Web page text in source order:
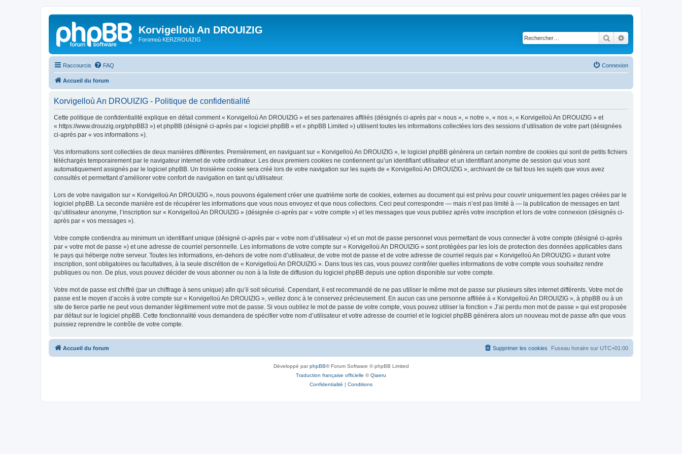
Korvigelloù An DROUIZIG
Foromoù KERZROUIZIG Rechercher
Raccourcis FAQ Connexion
Accueil du forum
Korvigelloù An DROUIZIG - Politique de confidentialité
Cette politique de confidentialité explique en détail comment « Korvigelloù An DROUIZIG » et ses partenaires affiliés (désignés ci-après par « nous », « notre », « nos », « Korvigelloù An DROUIZIG » et
« https://www.drouizig.org/phpBB3 ») et phpBB (désigné ci-après par « logiciel phpBB » et « phpBB Limited ») utilisent toutes les informations collectées lors des sessions d’utilisation de votre part (désignées
ci-après par « vos informations »).
Vos informations sont collectées de deux manières différentes. Premièrement, en naviguant sur « Korvigelloù An DROUIZIG », le logiciel phpBB génèrera un certain nombre de cookies qui sont de petits fichiers
téléchargés temporairement par le navigateur internet de votre ordinateur. Les deux premiers cookies ne contiennent qu’un identifiant utilisateur et un identifiant anonyme de session qui vous sont
automatiquement assignés par le logiciel phpBB. Un troisième cookie sera créé lors de votre navigation sur les sujets de « Korvigelloù An DROUIZIG », archivant de ce fait tous les sujets que vous avez
consultés et permettant d’améliorer votre confort de navigation en tant qu’utilisateur.
Lors de votre navigation sur « Korvigelloù An DROUIZIG », nous pouvons également créer une quatrième sorte de cookies, externes au document qui est prévu pour couvrir uniquement les pages créées par le
logiciel phpBB. La seconde manière est de récupérer les informations que vous nous envoyez et que nous collectons. Ceci peut correspondre — mais n’est pas limité à — la publication de messages en tant
qu’utilisateur anonyme, l’inscription sur « Korvigelloù An DROUIZIG » (désignée ci-après par « votre compte ») et les messages que vous publiez après votre inscription et lors de votre connexion (désignés ci-
après par « vos messages »).
Votre compte contiendra au minimum un identifiant unique (désigné ci-après par « votre nom d’utilisateur ») et un mot de passe personnel vous permettant de vous connecter à votre compte (désigné ci-après
par « votre mot de passe ») et une adresse de courriel personnelle. Les informations de votre compte sur « Korvigelloù An DROUIZIG » sont protégées par les lois de protection des données applicables dans
le pays qui héberge notre serveur. Toutes les informations, en-dehors de votre nom d’utilisateur, de votre mot de passe et de votre adresse de courriel requis par « Korvigelloù An DROUIZIG » durant votre
inscription, sont obligatoires ou facultatives, à la seule discrétion de « Korvigelloù An DROUIZIG ». Dans tous les cas, vous pouvez contrôler quelles informations de votre compte vous souhaitez rendre
publiques ou non. De plus, vous pouvez décider de vous abonner ou non à la liste de diffusion du logiciel phpBB depuis une option disponible sur votre compte.
Votre mot de passe est chiffré (par un chiffrage à sens unique) afin qu’il soit sécurisé. Cependant, il est recommandé de ne pas utiliser le même mot de passe sur plusieurs sites internet différents. Votre mot de
passe est le moyen d’accès à votre compte sur « Korvigelloù An DROUIZIG », veillez donc à le conservez précieusement. En aucun cas une personne affiliée à « Korvigelloù An DROUIZIG », à phpBB ou à un
site de tierce partie ne peut vous demander légitimement votre mot de passe. Si vous oubliez le mot de passe de votre compte, vous pouvez utiliser la fonction « J’ai perdu mon mot de passe » qui est proposée
par défaut sur le logiciel phpBB. Cette fonctionnalité vous demandera de spécifier votre nom d’utilisateur et votre adresse de courriel et le logiciel phpBB générera alors un nouveau mot de passe afin que vous
puissiez reprendre le contrôle de votre compte.
Accueil du forum Fuseau horaire sur UTC+01:00
Supprimer les cookies
Développé parphpBB® Forum Software © phpBB Limited
Traduction française officielle ©Qiaeru
Confidentialité | Conditions